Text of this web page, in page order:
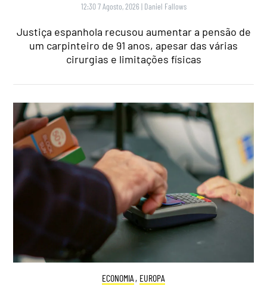
12:30 7 Agosto, 2026 | Daniel Fallows
Justiça espanhola recusou aumentar a pensão de
um carpinteiro de 91 anos, apesar das várias
cirurgias e limitações físicas
ECONOMIA , EUROPA